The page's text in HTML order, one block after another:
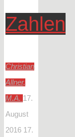
Zahlen
Christian
Allner,
M.A. 17.
August
2016 17.